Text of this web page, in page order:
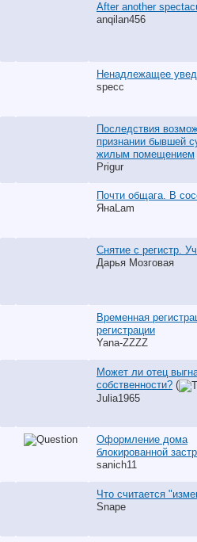
After another
anqilan456
Ненадлежащее
specc
Последствия
признании бывшей
жилым помещением
Prigur
Почти общага. В
ЯнаLam
Снятие с регистр.
Дарья Мозговая
Временная
регистрации
Yana-ZZZZ
Может ли отец
собственности? (
Julia1965
Оформление дома
блокированной
sanich11
Что считается
Snape